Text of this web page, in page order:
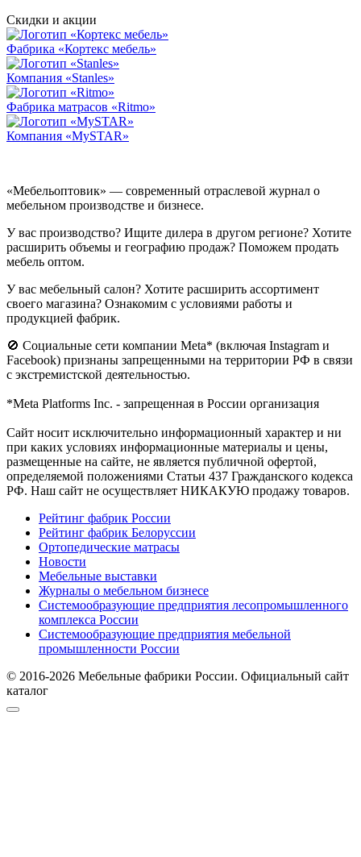
Скидки и акции
Фабрика «Кортекс мебель»
Компания «Stanles»
Фабрика матрасов «Ritmo»
Компания «MySTAR»
«Мебельоптовик» — современный отраслевой журнал о
мебельном производстве и бизнесе.
У вас производство? Ищите дилера в другом регионе? Хотите
расширить объемы и географию продаж? Поможем продать
мебель оптом.
У вас мебельный салон? Хотите расширить ассортимент
своего магазина? Ознакомим с условиями работы и
продукцией фабрик.
🚫 Социальные сети компании Meta* (включая Instagram и
Facebook) признаны запрещенными на территории РФ в связи
с экстремистской деятельностью.
*Meta Platforms Inc. - запрещенная в России организация
Cайт носит исключительно информационный характер и ни
при каких условиях информационные материалы и цены,
размещенные на сайте, не является публичной офертой,
определяемой положениями Статьи 437 Гражданского кодекса
РФ. Наш сайт не осуществляет НИКАКУЮ продажу товаров.
Рейтинг фабрик России
Рейтинг фабрик Белоруссии
Ортопедические матрасы
Новости
Мебельные выставки
Журналы о мебельном бизнесе
Системообразующие предприятия лесопромышленного
комплекса России
Системообразующие предприятия мебельной
промышленности России
© 2016-2026 Мебельные фабрики России. Официальный сайт
каталог